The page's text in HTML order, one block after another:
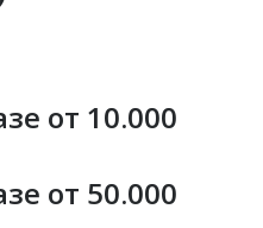
от 10.000
от 50.000